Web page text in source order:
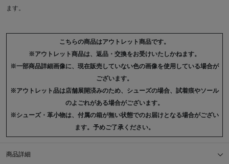
ます。
こちらの商品はアウトレット商品です。
※アウトレット商品は、返品・交換をお受けいたしかねます。
※一部商品詳細画像に、現在販売していない色の画像を使用している場合が
ございます。
※アウトレット品は店舗展開済みのため、シューズの場合、試着痕やソール
のよごれがある場合がございます。
※シューズ・革小物は、付属の箱が無い状態でのお届けとなる場合がござい
ます。予めご了承ください。
商品詳細